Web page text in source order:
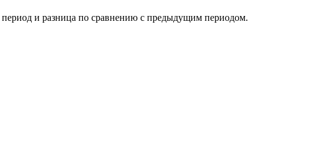
период и разница по сравнению с предыдущим периодом.